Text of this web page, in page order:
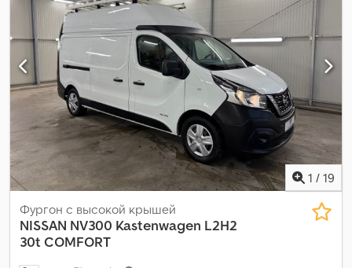
кондиционер, сажевый фильтр, центральный замок,
электронная программа стабилизации (ESP) ,
1 / 19
Фургон с высокой крышей
NISSAN NV300 Kastenwagen L2H2
30t COMFORT